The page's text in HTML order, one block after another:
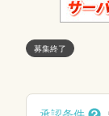
募集終了